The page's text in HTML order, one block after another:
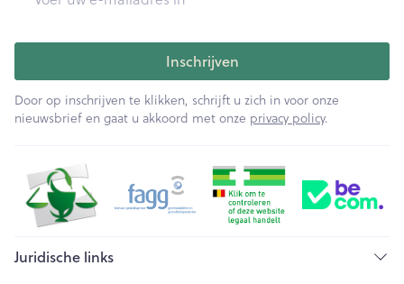
Inschrijven
Door op inschrijven te klikken, schrijft u zich in voor onze
nieuwsbrief en gaat u akkoord met onze privacy policy.
Juridische links